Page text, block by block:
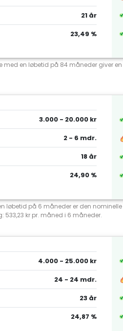
21 år
23,49 %
med en løbetid på 84 måneder giver
3.000 - 20.000 kr
2 - 6 mdr.
18 år
24,90 %
løbetid på 6 måneder er den
533,23 kr pr. måned i 6 måneder.
4.000 - 25.000 kr
24 - 24 mdr.
23 år
24,87 %